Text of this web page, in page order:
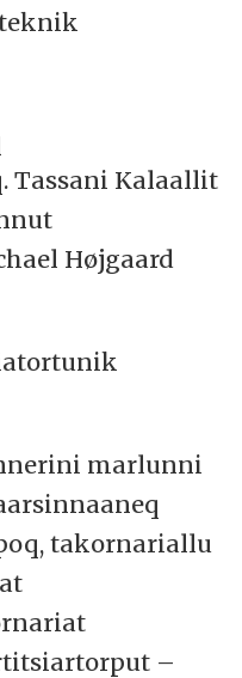
Tassani Kalaallit
Højgaard
marlunni
takornariallu
–